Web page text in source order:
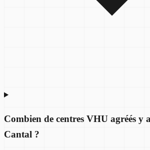
Combien de centres VHU agréés y
Cantal ?